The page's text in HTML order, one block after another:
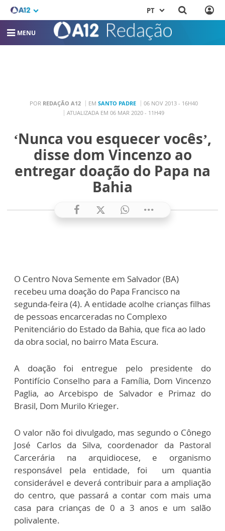
PT
MENU
POR REDAÇÃO A12 EM SANTO PADRE
06 NOV 2013 - 16H40
ATUALIZADA EM 06 MAR 2020 - 11H49
‘Nunca vou esquecer vocês’,
disse dom Vincenzo ao
entregar doação do Papa na
Bahia
O Centro Nova Semente em Salvador (BA)
recebeu uma doação do Papa Francisco na
segunda-feira (4). A entidade acolhe crianças filhas
de pessoas encarceradas no Complexo
Penitenciário do Estado da Bahia, que fica ao lado
da obra social, no bairro Mata Escura.
A doação foi entregue pelo presidente do
Pontifício Conselho para a Família, Dom Vincenzo
Paglia, ao Arcebispo de Salvador e Primaz do
Brasil, Dom Murilo Krieger.
O valor não foi divulgado, mas segundo o Cônego
José Carlos da Silva, coordenador da Pastoral
Carcerária na arquidiocese, e organismo
responsável pela entidade, foi um quantia
considerável e deverá contribuir para a ampliação
do centro, que passará a contar com mais uma
casa para crianças de 0 a 3 anos e um salão
polivalente.